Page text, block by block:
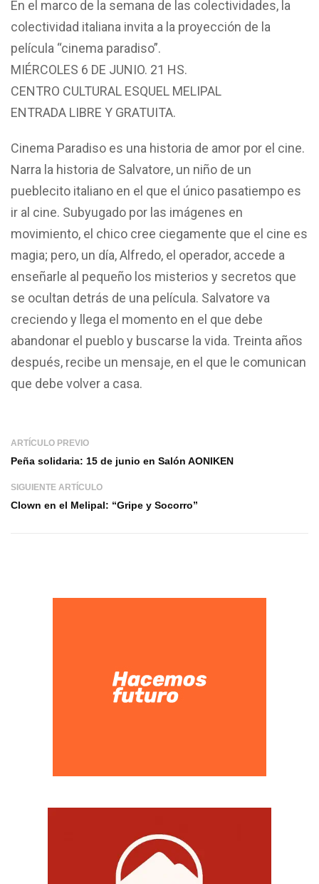
En el marco de la semana de las colectividades, la
colectividad italiana invita a la proyección de la
película “cinema paradiso”.
MIÉRCOLES 6 DE JUNIO. 21 HS.
CENTRO CULTURAL ESQUEL MELIPAL
ENTRADA LIBRE Y GRATUITA.
Cinema Paradiso es una historia de amor por el cine.
Narra la historia de Salvatore, un niño de un
pueblecito italiano en el que el único pasatiempo es
ir al cine. Subyugado por las imágenes en
movimiento, el chico cree ciegamente que el cine es
magia; pero, un día, Alfredo, el operador, accede a
enseñarle al pequeño los misterios y secretos que
se ocultan detrás de una película. Salvatore va
creciendo y llega el momento en el que debe
abandonar el pueblo y buscarse la vida. Treinta años
después, recibe un mensaje, en el que le comunican
que debe volver a casa.
ARTÍCULO PREVIO
Peña solidaria: 15 de junio en Salón AONIKEN
SIGUIENTE ARTÍCULO
Clown en el Melipal: “Gripe y Socorro”